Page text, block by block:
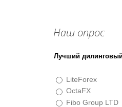
Наш опрос
Лучший
LiteForex
OctaFX
Fibo Group LTD